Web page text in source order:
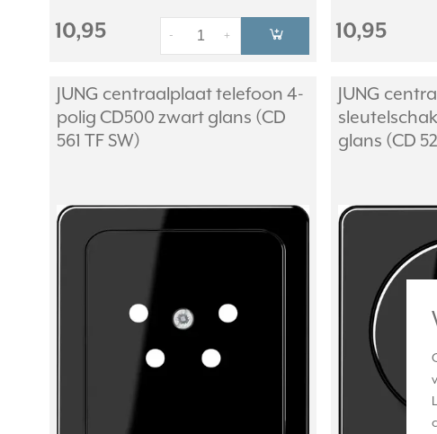
10,95 +
- 10,95
JUNG centraalplaat telefoon 4-
polig CD500 zwart glans (CD
561 TF SW)
JUNG
glans (CD